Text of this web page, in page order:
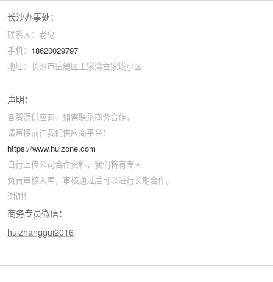
长沙办事处：
联系人：老鬼
手机： 18620029797
地址：长沙市岳麓区王家湾左家垅小区
声明：
各资源供应商，如需联系商务合作，
请直接前往我们供应商平台：
https://www.huizone.com
自行上传公司合作资料，我们将有专人
负责审核入库，审核通过后可以进行长期合作。
谢谢！
商务专员微信：
huizhanggui2016